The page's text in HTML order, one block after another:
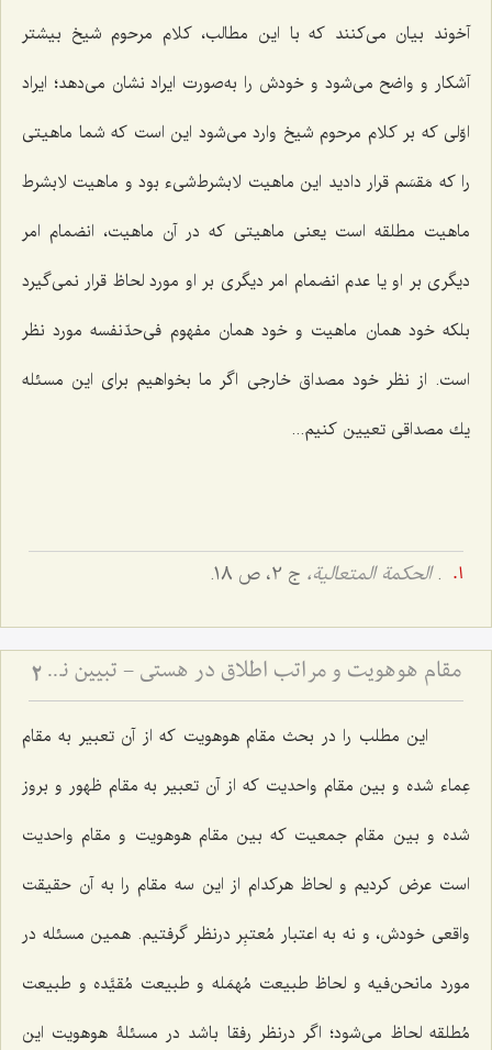
آخوند بیان مى‌كنند كه با این مطالب، كلام مرحوم شیخ بیشتر
آشكار و واضح مى‌شود و خودش را به‌صورت ایراد نشان مى‌دهد؛ ایراد
اوّلى كه بر كلام مرحوم شیخ وارد مى‌شود این است كه شما ماهیتى
را كه مَقسَم قرار دادید این ماهیت لابشرط‌شی‌ء بود و ماهیت لابشرط
ماهیت مطلقه است یعنى ماهیتى كه در آن ماهیت، انضمام امر
دیگرى بر او یا عدم انضمام امر دیگرى بر او مورد لحاظ قرار نمى‌گیرد
بلكه خود همان ماهیت و خود همان مفهوم فى‌حدّنفسه مورد نظر
است. از نظر خود مصداق خارجى اگر ما بخواهیم براى این مسئله
یك مصداقى تعیین كنیم...
.الحكمة المتعالیة، ج 2، ص 18.
مقام هوهویت و مراتب اطلاق در هستی - تبیین نسبت میان مقام احدیت، واحدیت و ظهورات مادی 2
این مطلب را در بحث مقام هوهویت كه از آن تعبیر به مقام
عِماء شده و بین مقام واحدیت كه از آن تعبیر به مقام ظهور و بروز
شده و بین مقام جمعیت كه بین مقام هوهویت و مقام واحدیت
است عرض كردیم و لحاظ هركدام از این سه مقام را به آن حقیقت
واقعى خودش، و نه به اعتبار مُعتبِر درنظر گرفتیم. همین مسئله در
مورد مانحن‌فیه و لحاظ طبیعت مُهمَله و طبیعت مُقیَّده و طبیعت
مُطلقه لحاظ مى‌شود؛ اگر درنظر رفقا باشد در مسئلۀ هوهویت این